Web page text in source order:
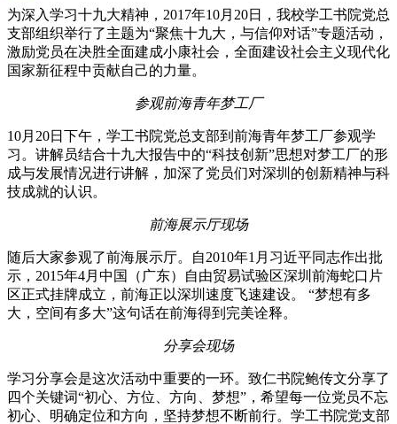
为深入学习十九大精神， 2017年10月 20日，我校学工书院党总
支部组织举行了主题为“聚焦十九大，与信仰对话”专题活动，
激励党员在决胜全面建成小康社会，全面建设社会主义现代化
国家新征程中贡献自己的力量。
参观前海青年梦工厂
10月 20日下午，学工书院党总支部到前海青年梦工厂参观学
习。讲解员结合十九大报告中的“科技创新”思想对梦工厂的形
成与发展情况进行讲解，加深了党员们对深圳的创新精神与科
技成就的认识。
前海展示厅现场
随后大家参观了前海展示厅。自2010年1 月习近平同志作出批
示， 2015年4月中国（广东）自由贸易试验区深圳前海蛇口片
区正式挂牌成立，前海正以深圳速度飞速建设。 “梦想有多
大，空间有多大”这句话在前海得到完美诠释。
分享会现场
学习分享会是这次活动中重要的一环。致仁书院鲍传文分享了
四个关键词“初心、方位、方向、梦想”，希望每一位党员不忘
初心、明确定位和方向，坚持梦想不断前行。学工书院党支部